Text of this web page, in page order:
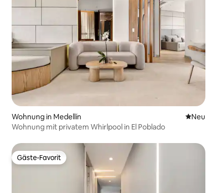
Wohnung in Medellín Neue
Neu
Wohnung mit privatem Whirlpool in El Poblado
Gäste-Favorit
Gäste-Favorit